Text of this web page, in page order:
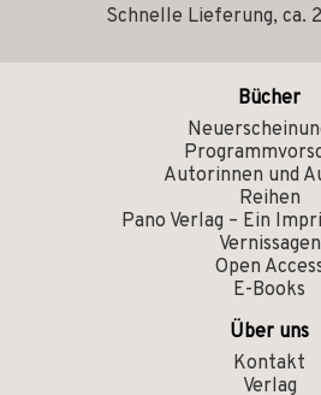
Schnelle Lieferung, ca.
Bücher
Autorinnen und
Reihen
Pano Verlag – Ein
Vernissagen
Open
E-Books
Über uns
Kontakt
Verlag